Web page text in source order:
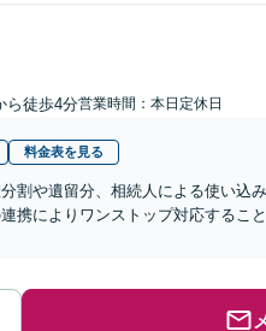
ら徒歩4分営業時間：本日定休日
料金表を見る
割や遺留分、相続人による使い込
携によりワンストップ対応するこ